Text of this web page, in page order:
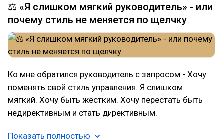
⚖️ «Я слишком мягкий руководитель» - или
почему стиль не меняется по щелчку
Ко мне обратился руководитель с запросом:- Хочу
поменять свой стиль управления. Я слишком
мягкий. Хочу быть жёстким. Хочу перестать быть
недирективным и стать директивным.
Показать полностью